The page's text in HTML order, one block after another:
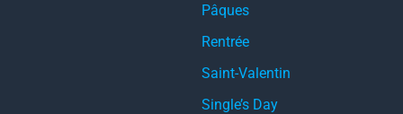
Pâques
Rentrée
Saint-Valentin
Single’s Day